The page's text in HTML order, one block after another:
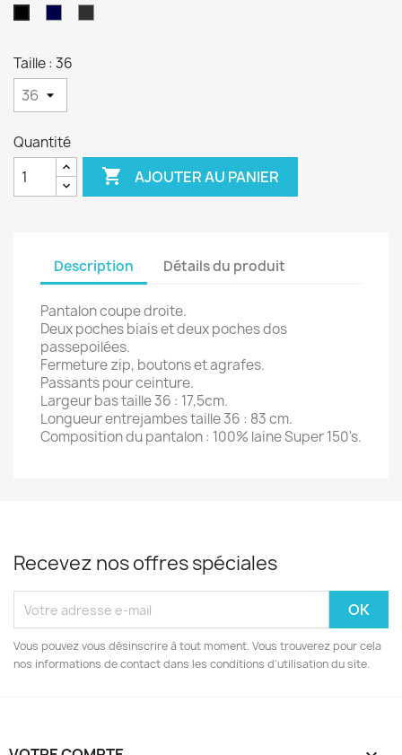
Taille : 36
Quantité
 AJOUTER AU PANIER
Description Détails du produit
Pantalon coupe droite.
Deux poches biais et deux poches dos
passepoilées.
Fermeture zip, boutons et agrafes.
Passants pour ceinture.
Largeur bas taille 36 : 17,5cm.
Longueur entrejambes taille 36 : 83 cm.
Composition du pantalon : 100% laine Super 150's.
Recevez nos offres spéciales
Vous pouvez vous désinscrire à tout moment. Vous trouverez pour cela
nos informations de contact dans les conditions d'utilisation du site.